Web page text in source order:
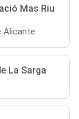
Mas Riu
Alicante
La Sarga